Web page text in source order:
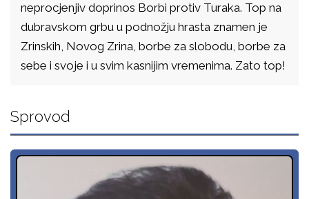
neprocjenjiv doprinos Borbi protiv Turaka. Top na
dubravskom grbu u podnožju hrasta znamen je
Zrinskih, Novog Zrina, borbe za slobodu, borbe za
sebe i svoje i u svim kasnijim vremenima. Zato top!
Sprovod